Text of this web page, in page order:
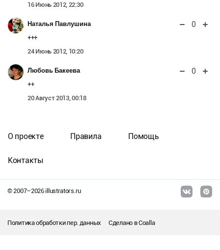
16 Июнь 2012, 22:30
Наталья Павлушина 0
+++
24 Июнь 2012, 10:20
Любовь Бакеева 0
++
20 Август 2013, 00:18
© 2007–2026illustrators.ru
О проекте Правила Помощь
Контакты
Политика обработки пер. данных Сделано вCoalla